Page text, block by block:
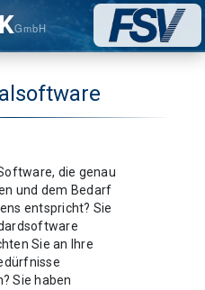
GmbH
die genau
und dem Bedarf
entspricht? Sie
Sie an Ihre
Sie haben